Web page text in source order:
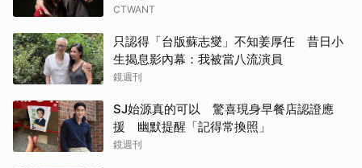
CTWANT
只認得「台版蘇志燮」不知姜厚任 昔日小
生揭息影內幕：我被當八流演員
鏡週刊
SJ始源真的可以 驚喜現身早餐店認證應
援 幽默提醒「記得常換照」
鏡週刊